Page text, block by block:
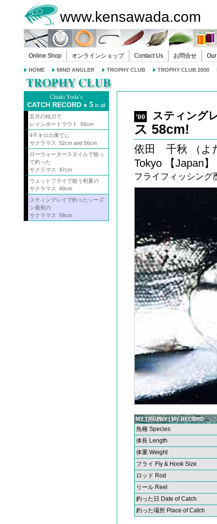
www.kensawada.com
Online Shop オンラインショップ Contact Us お問合せ
HOME MIND ANGLER TROPHY CLUB TROPHY CLUB 2000
Chiaki Yoda`s
CATCH RECORD ★5 in all
五月の桂川で
レインボートラウト 56cm
4千キロの果てに
サクラマス 52cm and 56cm
ローウォータースタイルで狙っ
て釣った
サクラマス 47cm
ウェットフライで狙う初夏の
サクラマス 49cm
スティングレイで釣ったシーズ
ン最初の
サクラマス 58cm
'00 スティング
ス 58cm!
依田 千秋 （よ
Tokyo 【Japan】
フライフィッシング
MY TROPHY | MY RECORD
魚種 Species
体長 Length
体重 Weight
フライ Fly & Hook Size
ロッド Rod
リール Reel
釣った日 Date of Catch
釣った場所 Place of Catch